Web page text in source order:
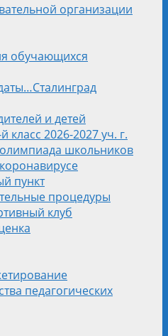
организации
обучающихся
и детей
класс 2026-2027 уч. г.
школьников
пункт
процедуры
клуб
педагогических